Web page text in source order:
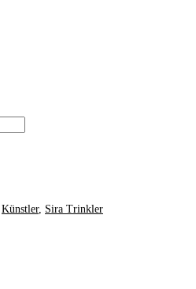
Künstler, Sira Trinkler